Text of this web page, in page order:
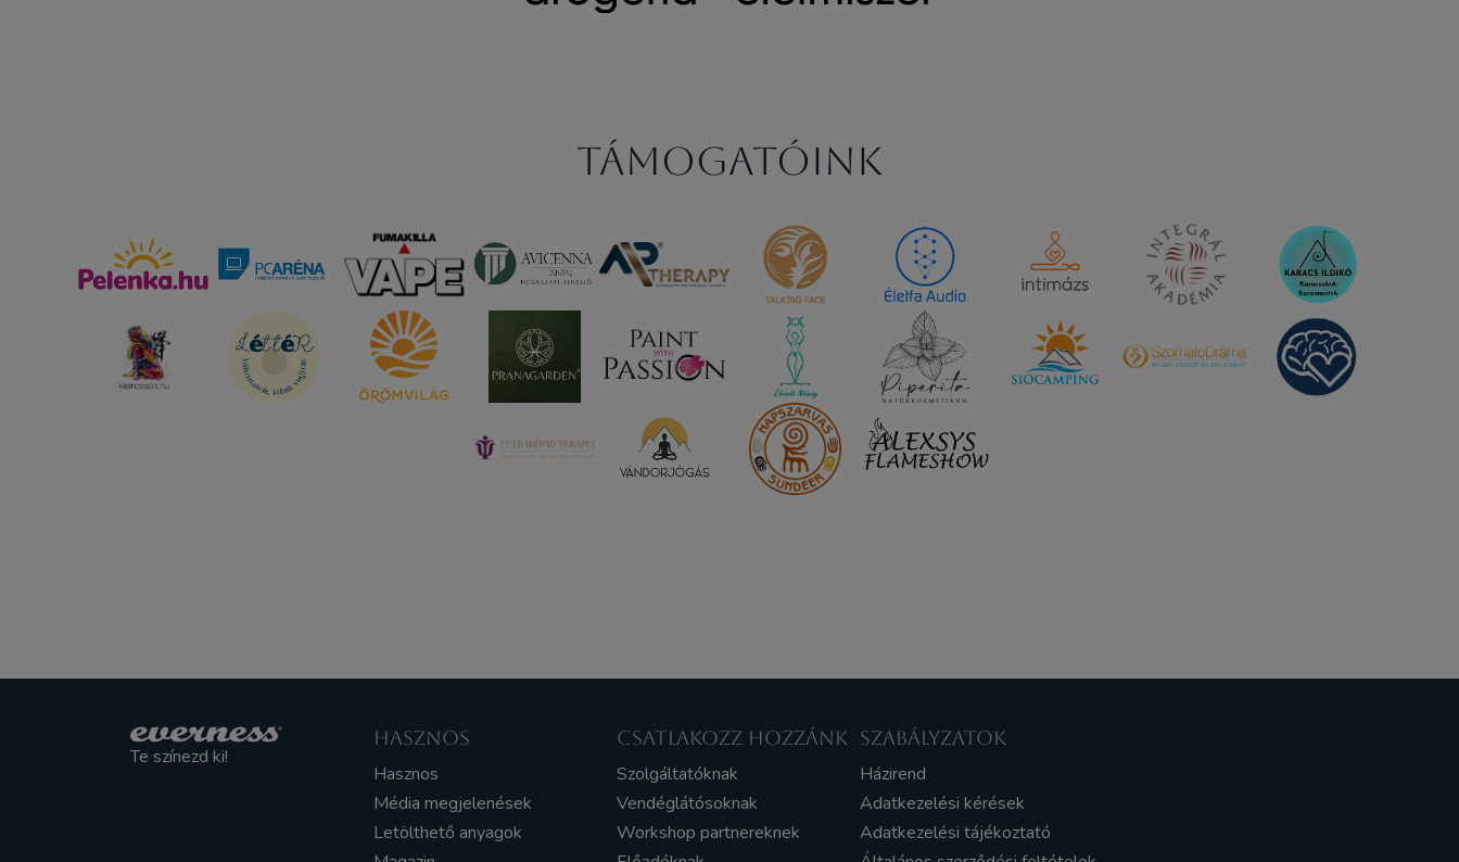
Támogatóink
Te színezd ki!
HASZNOS
Hasznos
Média megjelenések
Letölthető anyagok
CSATLAKOZZ HOZZÁNK
Szolgáltatóknak
Vendéglátósoknak
Workshop partnereknek
SZABÁLYZATOK
Házirend
Adatkezelési kérések
Adatkezelési tájékoztató